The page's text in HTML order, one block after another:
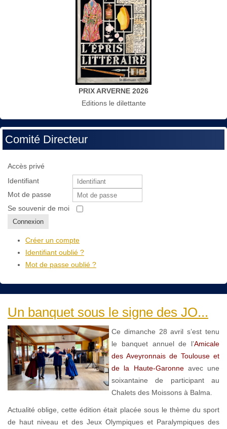
PRIX ARVERNE 2026
Editions le dilettante
Comité Directeur
Accès privé
Identifiant
Mot de passe
Se souvenir de moi
Connexion
Créer un compte
Identifiant oublié ?
Mot de passe oublié ?
Un banquet sous le signe des JO...
Ce dimanche 28 avril s’est tenu
le banquet annuel de l’Amicale
des Aveyronnais de Toulouse et
de la Haute-Garonneavec une
soixantaine de participant au
Chalets des Moissons à Balma.
Actualité oblige, cette édition était placée sous le thème du sport
de haut niveau et des Jeux Olympiques et Paralympiques des